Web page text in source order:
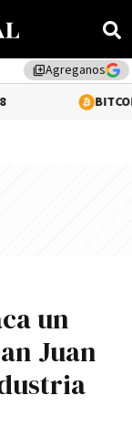
library_addAgreganos
-1.93%
un
Juan